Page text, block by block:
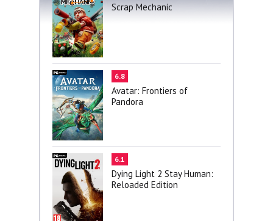
Scrap Mechanic
6.8
Avatar: Frontiers of
Pandora
6.1
Dying Light 2 Stay Human:
Reloaded Edition